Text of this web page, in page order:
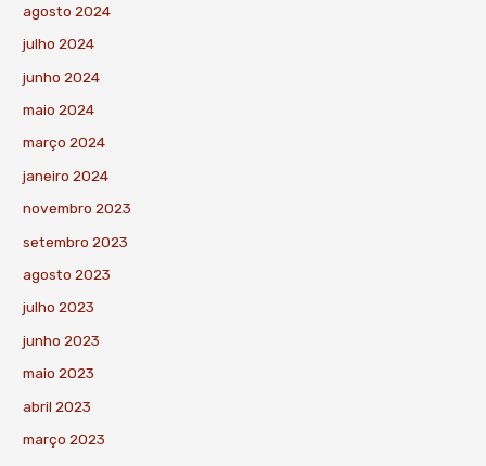
agosto 2024
julho 2024
junho 2024
maio 2024
março 2024
janeiro 2024
novembro 2023
setembro 2023
agosto 2023
julho 2023
junho 2023
maio 2023
abril 2023
março 2023